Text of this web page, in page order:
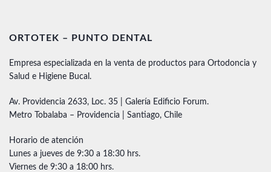
ORTOTEK – PUNTO DENTAL
Empresa especializada en la venta de productos para Ortodoncia y
Salud e Higiene Bucal.
Av. Providencia 2633, Loc. 35 | Galería Edificio Forum.
Metro Tobalaba – Providencia | Santiago, Chile
Horario de atención
Lunes a jueves de 9:30 a 18:30 hrs.
Viernes de 9:30 a 18:00 hrs.